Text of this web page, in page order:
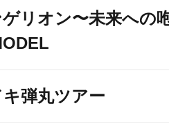
リオン〜未来への
弾丸ツアー